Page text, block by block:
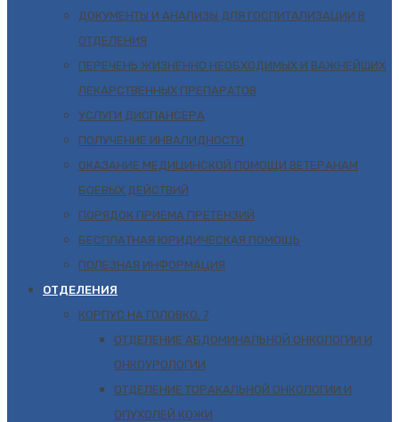
ДОКУМЕНТЫ И АНАЛИЗЫ ДЛЯ ГОСПИТАЛИЗАЦИИ В
ОТДЕЛЕНИЯ
ПЕРЕЧЕНЬ ЖИЗНЕННО НЕОБХОДИМЫХ И ВАЖНЕЙШИХ
ЛЕКАРСТВЕННЫХ ПРЕПАРАТОВ
УСЛУГИ ДИСПАНСЕРА
ПОЛУЧЕНИЕ ИНВАЛИДНОСТИ
ОКАЗАНИЕ МЕДИЦИНСКОЙ ПОМОЩИ ВЕТЕРАНАМ
БОЕВЫХ ДЕЙСТВИЙ
ПОРЯДОК ПРИЕМА ПРЕТЕНЗИЙ
БЕСПЛАТНАЯ ЮРИДИЧЕСКАЯ ПОМОЩЬ
ПОЛЕЗНАЯ ИНФОРМАЦИЯ
ОТДЕЛЕНИЯ
КОРПУС НА ГОЛОВКО, 7
ОТДЕЛЕНИЕ АБДОМИНАЛЬНОЙ ОНКОЛОГИИ И
ОНКОУРОЛОГИИ
ОТДЕЛЕНИЕ ТОРАКАЛЬНОЙ ОНКОЛОГИИ И
ОПУХОЛЕЙ КОЖИ